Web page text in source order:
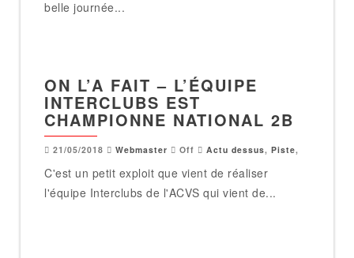
belle journée...
ON L’A FAIT – L’ÉQUIPE
INTERCLUBS EST
CHAMPIONNE NATIONAL 2B
21/05/2018 Webmaster Off Actu dessus, Piste,
C'est un petit exploit que vient de réaliser
l'équipe Interclubs de l'ACVS qui vient de...